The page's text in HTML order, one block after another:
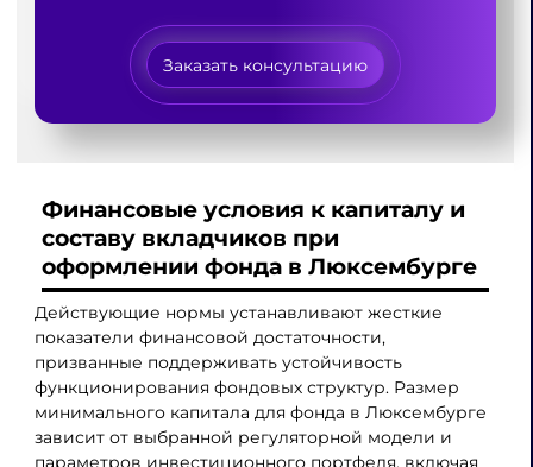
Заказать консультацию
Финансовые условия к капиталу и
составу вкладчиков при
оформлении фонда в Люксембурге
Действующие нормы устанавливают жесткие
показатели финансовой достаточности,
призванные поддерживать устойчивость
функционирования фондовых структур. Размер
минимального капитала для фонда в Люксембурге
зависит от выбранной регуляторной модели и
параметров инвестиционного портфеля, включая